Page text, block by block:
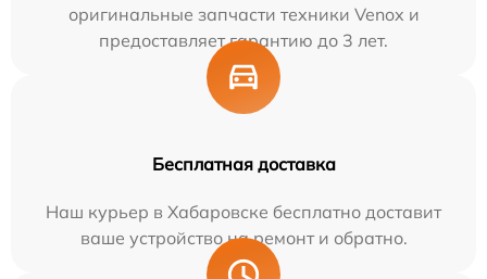
оригинальные запчасти техники Venox и
предоставляет гарантию до 3 лет.
Бесплатная доставка
Наш курьер в Хабаровске бесплатно доставит
ваше устройство на ремонт и обратно.